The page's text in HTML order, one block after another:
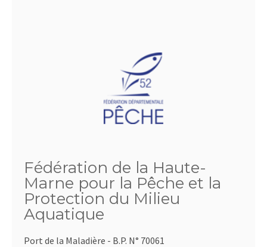
Fédération de la Haute-
Marne pour la Pêche et la
Protection du Milieu
Aquatique
Port de la Maladière - B.P. N° 70061